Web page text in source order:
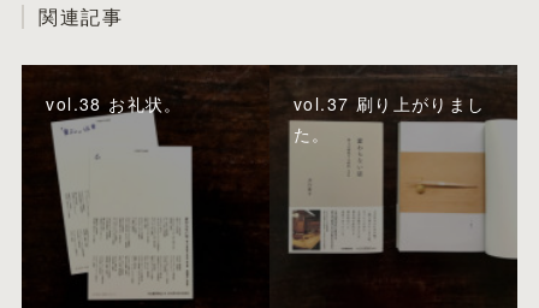
関連記事
vol.38 お礼状。
vol.37 刷り上がりまし
た。